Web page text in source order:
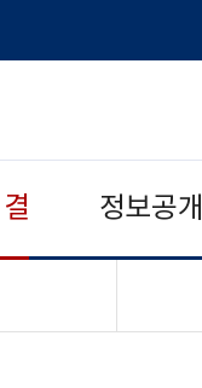
정보공개